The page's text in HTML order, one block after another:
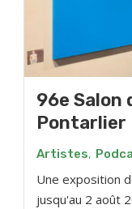
96e Salon
Pontarlier
Artistes,
Une exposition
jusqu'au 2 août